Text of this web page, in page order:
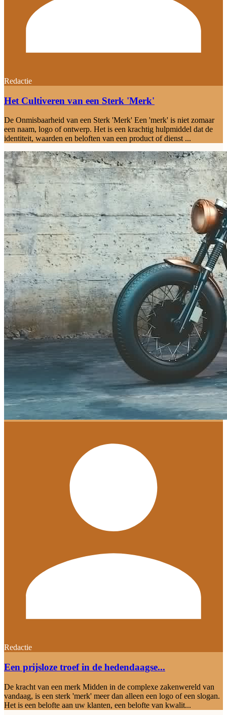
Redactie
Het Cultiveren van een Sterk 'Merk'
De Onmisbaarheid van een Sterk 'Merk' Een 'merk' is niet zomaar
een naam, logo of ontwerp. Het is een krachtig hulpmiddel dat de
identiteit, waarden en beloften van een product of dienst ...
Redactie
Een prijsloze troef in de hedendaagse...
De kracht van een merk Midden in de complexe zakenwereld van
vandaag, is een sterk 'merk' meer dan alleen een logo of een slogan.
Het is een belofte aan uw klanten, een belofte van kwalit...